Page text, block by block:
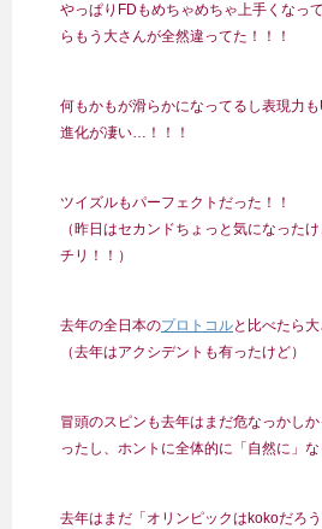
やっぱりFDもめちゃめちゃ上手くなっ
らもう大さんが全然違ってた！！！
何もかもが滑らかになってるし表現力も
進化が凄い…！！！
ツイズルもパーフェクトだった！！
（昨日はセカンドちょっと気になった
チリ！！）
去年の全日本のプロトコルと比べたら
（去年はアクシデントも有ったけど）
冒頭のスピンも去年はまだ危なっかし
ったし、ホントに全体的に「自然に」
去年はまだ「オリンピックはkokoだ